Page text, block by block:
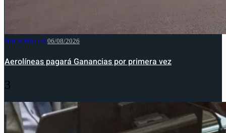
NACIONALES 06/08/2026
Aerolíneas pagará Ganancias por primera vez
3